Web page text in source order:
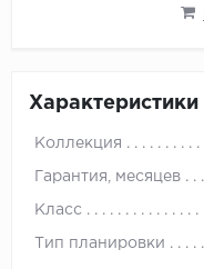
Характеристики
Коллекция
Гарантия, месяцев
Класс
Тип планировки